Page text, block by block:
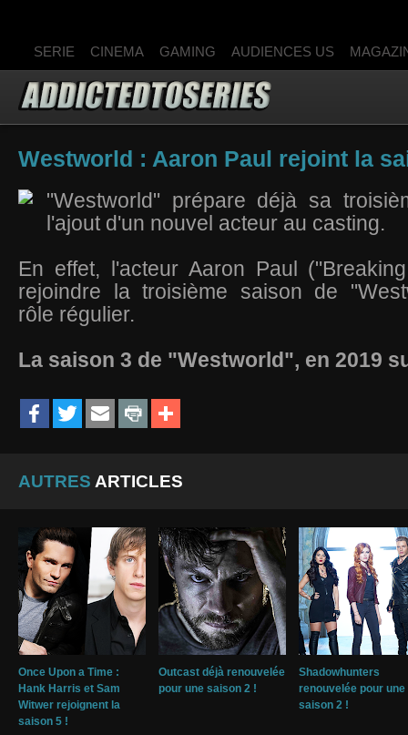
SERIE CINEMA GAMING AUDIENCES US
Westworld : Aaron Paul rejoint la
"Westworld" prépare déjà sa
l'ajout d'un nouvel acteur au casting.
En effet, l'acteur Aaron Paul
rejoindre la troisième saison de
rôle régulier.
La saison 3 de "Westworld", en 2019
AUTRES ARTICLES
Once Upon a Time :
Hank Harris et Sam
Witwer rejoignent la
saison 5 !
Outcast déjà renouvelée
pour une saison 2 !
Shadowhunters
renouvelée pour une
saison 2 !